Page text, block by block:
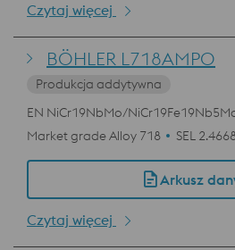
Czytaj więcej
BÖHLER L718AMPO
Produkcja addytywna
EN NiCr19NbMo/
Market grade Alloy 718
SEL
Arkusz
Czytaj więcej